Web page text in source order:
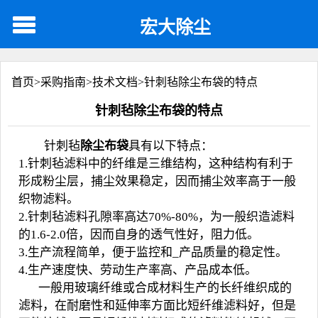
宏大除尘
首页>采购指南>技术文档>针刺毡除尘布袋的特点
针刺毡除尘布袋的特点
针刺毡除尘布袋具有以下特点：
1.针刺毡滤料中的纤维是三维结构，这种结构有利于
形成粉尘层，捕尘效果稳定，因而捕尘效率高于一般
织物滤料。
2.针刺毡滤料孔隙率高达70%-80%，为一般织造滤料
的1.6-2.0倍，因而自身的透气性好，阻力低。
3.生产流程简单，便于监控和_产品质量的稳定性。
4.生产速度快、劳动生产率高、产品成本低。
一般用玻璃纤维或合成材料生产的长纤维织成的
滤料，在耐磨性和延伸率方面比短纤维滤料好，但是